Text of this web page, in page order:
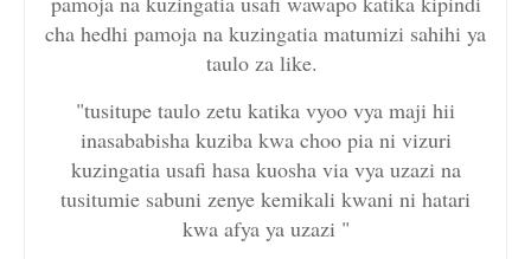
cha hedhi pamoja na kuzingatia matumizi sahihi ya
taulo za like.
"tusitupe taulo zetu katika vyoo vya maji hii
inasababisha kuziba kwa choo pia ni vizuri
kuzingatia usafi hasa kuosha via vya uzazi na
tusitumie sabuni zenye kemikali kwani ni hatari
kwa afya ya uzazi "